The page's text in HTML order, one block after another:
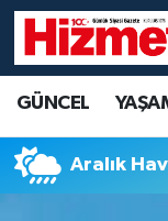
GÜNCEL
Aralık
YAŞAM
SİYASET
Denizli
Denizli